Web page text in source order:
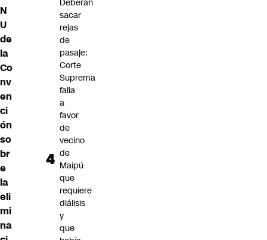
N
U
de
la
Co
nv
en
ci
ón
so
br
e
la
eli
mi
na
Deberán
sacar
rejas
de
pasaje:
Corte
Suprema
falla
a
favor
de
vecino
de
Maipú
que
requiere
diálisis
y
que